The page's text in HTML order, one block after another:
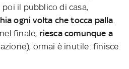
il pubblico di casa,
ogni volta che tocca palla
finale, riesca comunque a
ormai è inutile: finisce